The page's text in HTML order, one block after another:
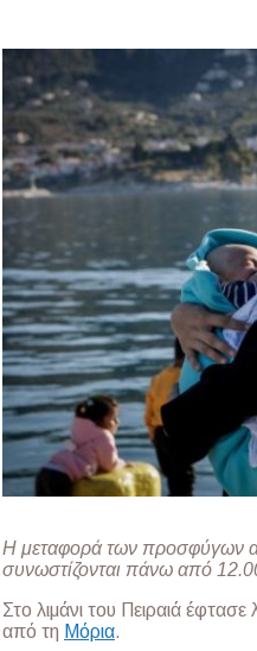
Η μεταφορά των προσφύγων
συνωστίζονται πάνω από
Στο λιμάνι του Πειραιά
από τη Μόρια.